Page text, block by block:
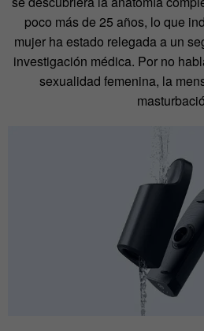
poco más de 25 años, lo que
mujer ha estado relegada a un
investigación médica. Por no
sexualidad femenina, la